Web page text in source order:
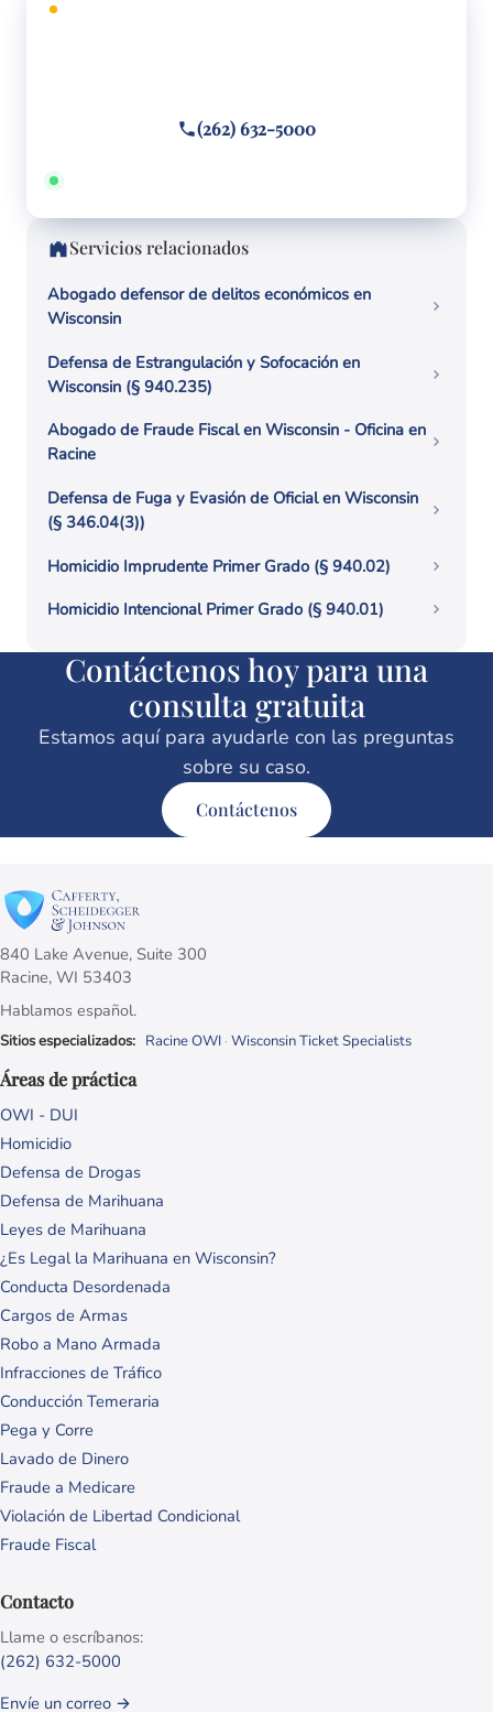
CONSULTA GRATUITA
(262) 632-5000
Disponible 24/7 · Hablamos español
Servicios relacionados
Abogado defensor de delitos económicos en
Wisconsin
Defensa de Estrangulación y Sofocación en
Wisconsin (§ 940.235)
Abogado de Fraude Fiscal en Wisconsin - Oficina en
Racine
Defensa de Fuga y Evasión de Oficial en Wisconsin
(§ 346.04(3))
Homicidio Imprudente Primer Grado (§ 940.02)
Homicidio Intencional Primer Grado (§ 940.01)
Contáctenos hoy para una
consulta gratuita
Estamos aquí para ayudarle con las preguntas
sobre su caso.
Contáctenos
840 Lake Avenue, Suite 300
Racine, WI 53403
Hablamos español.
Sitios especializados: Racine OWI · Wisconsin Ticket Specialists
Áreas de práctica
OWI - DUI
Homicidio
Defensa de Drogas
Defensa de Marihuana
Leyes de Marihuana
¿Es Legal la Marihuana en Wisconsin?
Conducta Desordenada
Cargos de Armas
Robo a Mano Armada
Infracciones de Tráfico
Conducción Temeraria
Pega y Corre
Lavado de Dinero
Fraude a Medicare
Violación de Libertad Condicional
Fraude Fiscal
Contacto
Llame o escríbanos:
(262) 632-5000
Envíe un correo →